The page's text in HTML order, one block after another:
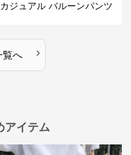
ジュアル バルーンパンツ
覧へ ›
アイテム